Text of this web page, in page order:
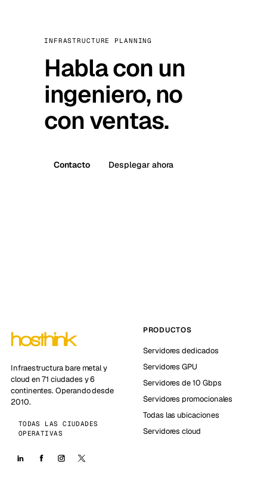
INFRASTRUCTURE PLANNING
Habla con un
ingeniero, no
con ventas.
Contacto Desplegar ahora
Infraestructura bare metal y
cloud en 71 ciudades y 6
continentes. Operando desde
2010.
TODAS LAS CIUDADES
OPERATIVAS
PRODUCTOS
Servidores dedicados
Servidores GPU
Servidores de 10 Gbps
Servidores promocionales
Todas las ubicaciones
Servidores cloud